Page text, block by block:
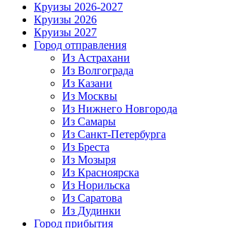
Круизы 2026-2027
Круизы 2026
Круизы 2027
Город отправления
Из Астрахани
Из Волгограда
Из Казани
Из Москвы
Из Нижнего Новгорода
Из Самары
Из Санкт-Петербурга
Из Бреста
Из Мозыря
Из Красноярска
Из Норильска
Из Саратова
Из Дудинки
Город прибытия